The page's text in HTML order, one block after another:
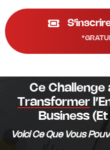
Ce Challenge
Transformer
Business
Voici Ce Que Vous